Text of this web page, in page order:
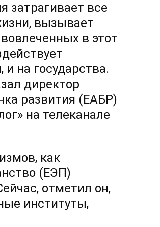
затрагивает все
вызывает
в этот
на государства.
директор
развития (ЕАБР)
на телеканале
как
(ЕЭП)
отметил он,
институты,